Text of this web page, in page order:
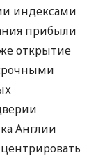
индексами
прибыли
открытие
Англии